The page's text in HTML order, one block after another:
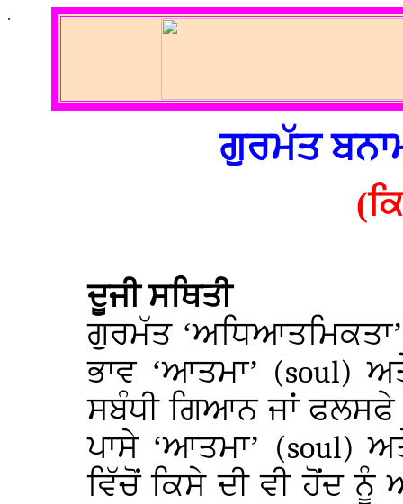
.
ਗੁਰਮੱਤ
ਦੂਜੀ ਸਥਿਤੀ
ਗੁਰਮੱਤ
ਭਾਵ ‘ਆਤਮਾ’ (soul)
ਸਬੰਧੀ ਗਿਆਨ ਜਾਂ ਫਲਸਫੇ
ਪਾਸੇ ‘ਆਤਮਾ’ (soul)
ਵਿੱਚੋਂ ਕਿਸੇ ਦੀ ਵੀ ਹੋਂਦ ਨੂੰ